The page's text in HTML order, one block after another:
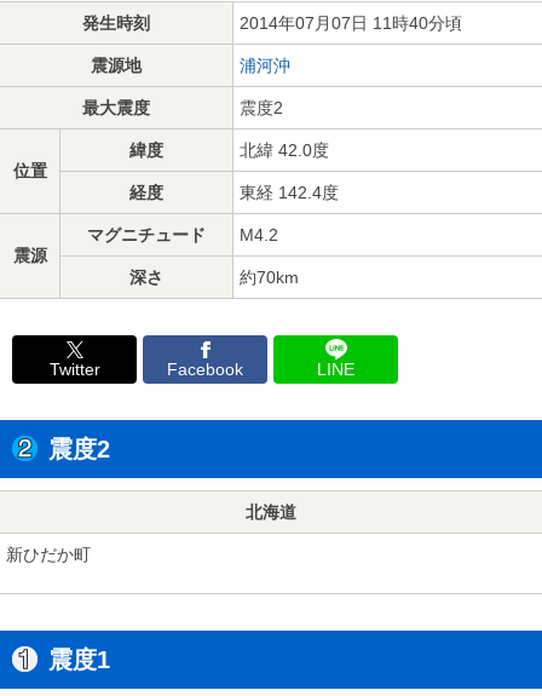
発生時刻 2014年07月07日 11時40分頃
震源地 浦河沖
最大震度 震度2
位置
緯度 北緯 42.0度
経度 東経 142.4度
震源
マグニチュード M4.2
深さ 約70km
Twitter Facebook LINE
震度2
北海道
新ひだか町
震度1